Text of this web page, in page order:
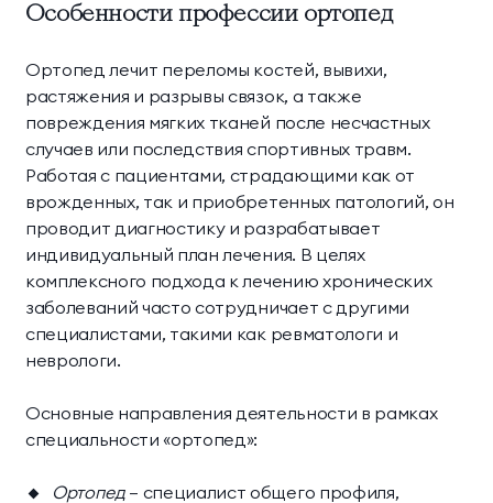
Особенности профессии ортопед
Ортопед лечит переломы костей, вывихи,
растяжения и разрывы связок, а также
повреждения мягких тканей после несчастных
случаев или последствия спортивных травм.
Работая с пациентами, страдающими как от
врожденных, так и приобретенных патологий, он
проводит диагностику и разрабатывает
индивидуальный план лечения. В целях
комплексного подхода к лечению хронических
заболеваний часто сотрудничает с другими
специалистами, такими как ревматологи и
неврологи.
Основные направления деятельности в рамках
специальности «ортопед»:
Ортопед— специалист общего профиля,
винные виллы
виллы